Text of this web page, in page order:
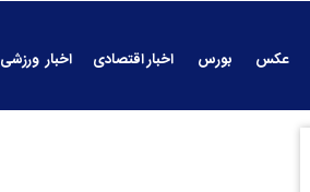
عکس بورس اخبار اقتصادی
اخبار ورزشی